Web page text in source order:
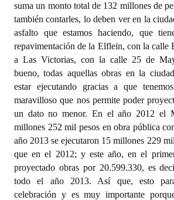
suma un monto total de 132 millones de
también contarles, lo deben ver en la
asfalto que estamos haciendo, que
repavimentación de la Elflein, con la calle
a Las Victorias, con la calle 25 de
bueno, todas aquellas obras en la
estar ejecutando gracias a que
maravilloso que nos permite poder
un dato no menor. En el año 2012 el
millones 252 mil pesos en obra pública
año 2013 se ejecutaron 15 millones 229
que en el 2012; y este año, en el primer
proyectado obras por 20.599.330, es
todo el año 2013. Así que, esto
celebración y es muy importante